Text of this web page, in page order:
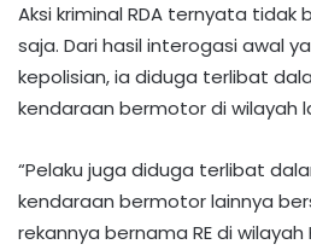
Aksi kriminal RDA ternyata tidak
saja. Dari hasil interogasi awal
kepolisian, ia diduga terlibat
kendaraan bermotor di wilayah
“Pelaku juga diduga terlibat
kendaraan bermotor lainnya
rekannya bernama RE di wilayah